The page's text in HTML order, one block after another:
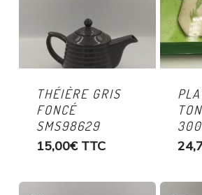
THÉIÈRE GRIS
FONCÉ
SMS98629
15,00€ TTC